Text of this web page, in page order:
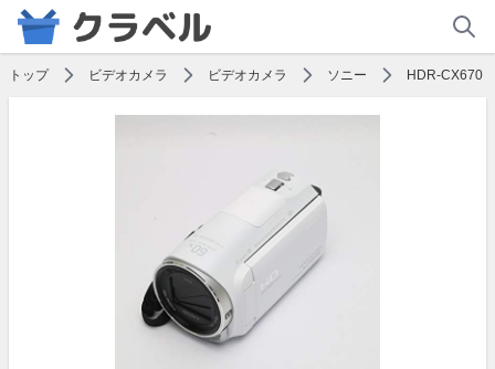
トップ ビデオカメラ ビデオカメラ ソニー HDR-CX670